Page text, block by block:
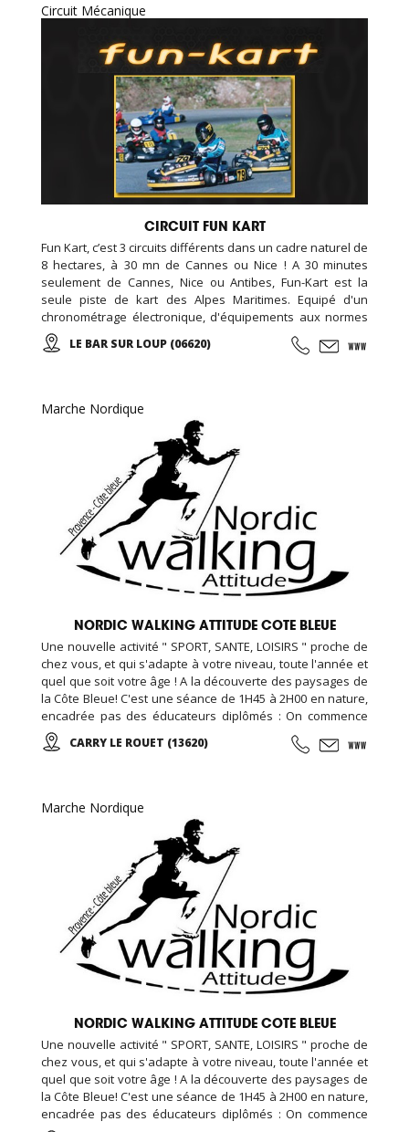
Circuit Mécanique
CIRCUIT FUN KART
Fun Kart, c’est 3 circuits différents dans un cadre naturel de
8 hectares, à 30 mn de Cannes ou Nice ! A 30 minutes
seulement de Cannes, Nice ou Antibes, Fun-Kart est la
seule piste de kart des Alpes Maritimes. Equipé d'un
chronométrage électronique, d'équipements aux normes
de sécurité européenne, assistance mécanique, et un
restaurant sur place, nous avons également une piste de
LE BAR SUR LOUP (06620)
Marche Nordique
NORDIC WALKING ATTITUDE COTE BLEUE
Une nouvelle activité " SPORT, SANTE, LOISIRS " proche de
chez vous, et qui s'adapte à votre niveau, toute l'année et
quel que soit votre âge ! A la découverte des paysages de
la Côte Bleue! C'est une séance de 1H45 à 2H00 en nature,
encadrée pas des éducateurs diplômés : On commence
par un échauffement musculaire et articulaire, puis place à
la marche et sa technique en alternant des phases plus
CARRY LE ROUET (13620)
Marche Nordique
NORDIC WALKING ATTITUDE COTE BLEUE
Une nouvelle activité " SPORT, SANTE, LOISIRS " proche de
chez vous, et qui s'adapte à votre niveau, toute l'année et
quel que soit votre âge ! A la découverte des paysages de
la Côte Bleue! C'est une séance de 1H45 à 2H00 en nature,
encadrée pas des éducateurs diplômés : On commence